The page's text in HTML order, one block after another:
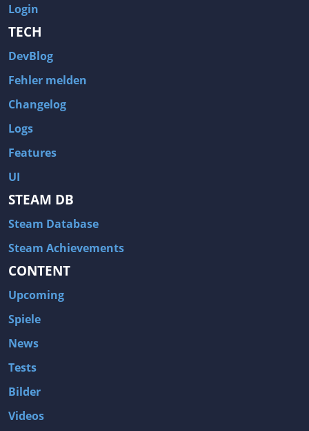
Login
TECH
DevBlog
Fehler melden
Changelog
Logs
Features
UI
STEAM DB
Steam Database
Steam Achievements
CONTENT
Upcoming
Spiele
News
Tests
Bilder
Videos